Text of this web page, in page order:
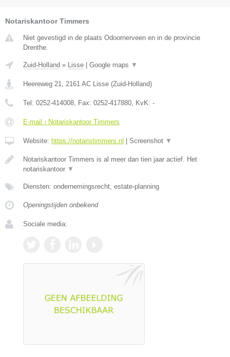
Notariskantoor Timmers
Niet gevestigd in de plaats Odoornerveen en in de provincie
Drenthe.
Zuid-Holland » Lisse Google maps ▼
Heereweg 21, 2161 AC Lisse (Zuid-Holland)
Tel: 0252-414008, Fax: 0252-417880, KvK: -
E-mail › Notariskantoor Timmers
Website: https://notaristimmers.nl Screenshot ▼
Notariskantoor Timmers is al meer dan tien jaar actief. Het
notariskantoor ▼
Diensten: ondernemingsrecht, estate-planning
Openingstijden onbekend
Sociale media: